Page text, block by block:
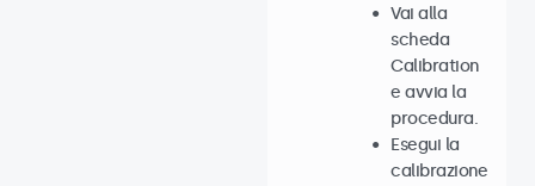
Vai alla
scheda
Calibration
e avvia la
procedura.
Esegui la
calibrazione